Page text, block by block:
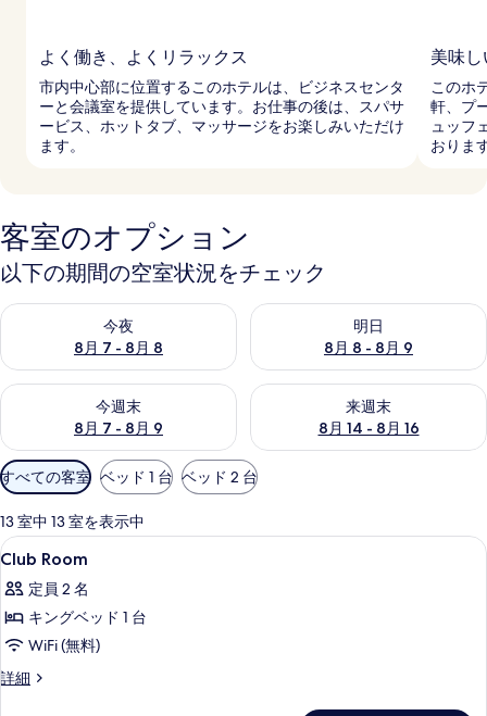
よく働き、よくリラックス
市内中心部に位置するこのホテルは、ビジネスセンタ
ーと会議室を提供しています。お仕事の後は、スパサ
ービス、ホットタブ、マッサージをお楽しみいただけ
ます。
美味
このホ
軒、プ
ュッフ
おりま
客室のオプション
以下の期間の空室状況をチェック
今夜
8月 7 - 8月 8
今夜 8月 7 - 8月 8 の空室状況をチェック
明日
8月 8 - 8月 9
明日 8月 8 - 8月 9 の空室状況
今週末
8月 7 - 8月 9
今週末 8月 7 - 8月 9 の空室状況をチェック
来週末
8月 14 - 8月 16
来週末 8月 14 - 8月 16 の空室
利
用
可
能
な
客
室
の
り
すべての客室 ベッド 1 台 ベッド 2 台
13 室中 13 室を表示中
Club
Room
の
す
べ
て
セーフティボックス (室内)、デスク
5
Club Room
定員 2 名
キングベッド 1 台
WiFi (無料)
詳細
Club